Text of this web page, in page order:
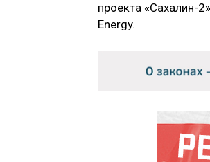
проекта «Сахалин-
Energy.